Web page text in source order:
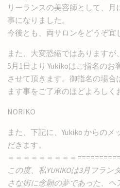
リーランスの美容師として、
事になりました。
今後とも、両サロンをどうぞ宜
また、大変恐縮ではありますが、
5月1日より Yukikoはご指名の
させて頂きます。御指名の場合
ます事をご了承のほどよろしく
NORIKO
また、下記に、Yukiko からの
だきます。
＝＝＝＝＝＝＝＝＝
この度、私YUKIKOは3月フラン
さな街に念願の夢であった、ヘ